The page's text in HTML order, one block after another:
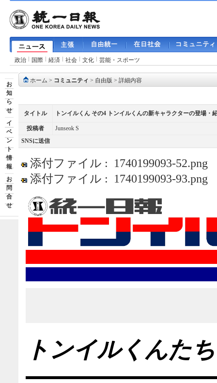
政治 国際 経済 社会 文化 芸能・スポーツ
お
知
ら
せ
イ
ベ
ン
ト
情
報
お
問
合
せ
ホーム > コミュニティ > 自由版 > 詳細内容
タイトル トンイルくん その4 トンイルくんの新キャラクターの登場・
投稿者
Junseok S
SNSに送信
添付ファイル : 1740199093-52.png
添付ファイル : 1740199093-93.png
トンイルくんた